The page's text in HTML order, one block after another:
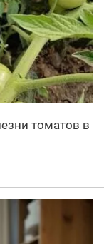
томатов в